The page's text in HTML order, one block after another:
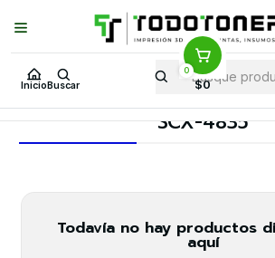
Inicio Buscar
0
$0
Puedes Elegir: Comprar enTienda· Despacho
Tienda en24 Horas
Inicio Toner y tambor Toner Alternativo
Equipos SAMSUNG
SCX-4835
Todavía no hay productos
aquí